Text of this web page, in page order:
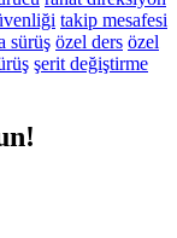
takip mesafesi
sürüş özel ders özel
şerit değiştirme